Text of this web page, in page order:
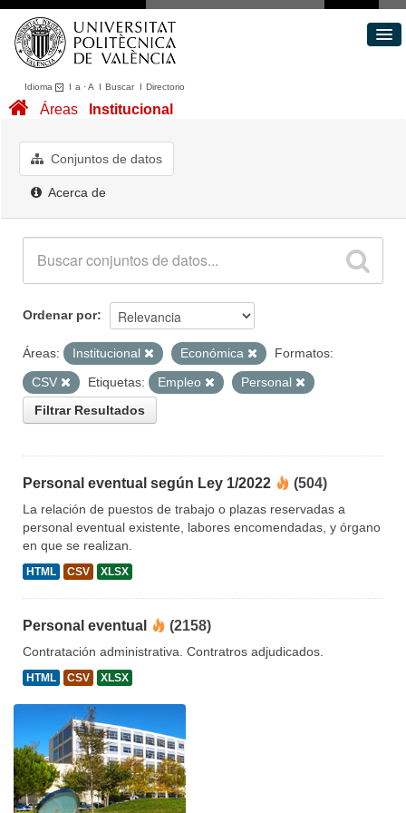
Idioma I a ·A I BuscarI Directorio
Conjuntos de datos
Acerca de
Áreas Institucional
Conjuntos de datos
Acerca de
Ordenar por
Áreas: Institucional Económica
Formatos:
CSV
Etiquetas: Empleo
Personal
Filtrar Resultados
Personal eventual según Ley 1/2022 (504)
La relación de puestos de trabajo o plazas reservadas a
personal eventual existente, labores encomendadas, y órgano
en que se realizan.
HTML CSV XLSX
Personal eventual (2158)
Contratación administrativa. Contratros adjudicados.
HTML CSV XLSX